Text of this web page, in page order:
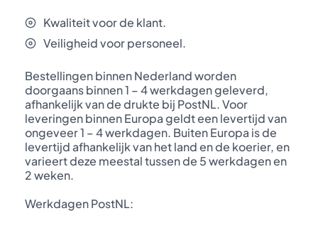
Kwaliteit voor de klant.
Veiligheid voor personeel.
Bestellingen binnen Nederland worden
doorgaans binnen 1 – 4 werkdagen geleverd,
afhankelijk van de drukte bij PostNL. Voor
leveringen binnen Europa geldt een levertijd van
ongeveer 1 – 4 werkdagen. Buiten Europa is de
levertijd afhankelijk van het land en de koerier, en
varieert deze meestal tussen de 5 werkdagen en
2 weken.
Werkdagen PostNL: